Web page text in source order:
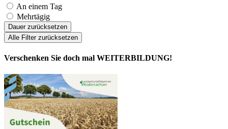
An einem Tag
Mehrtägig
Dauer zurücksetzen
Alle Filter zurücksetzen
Verschenken Sie doch mal WEITERBILDUNG!